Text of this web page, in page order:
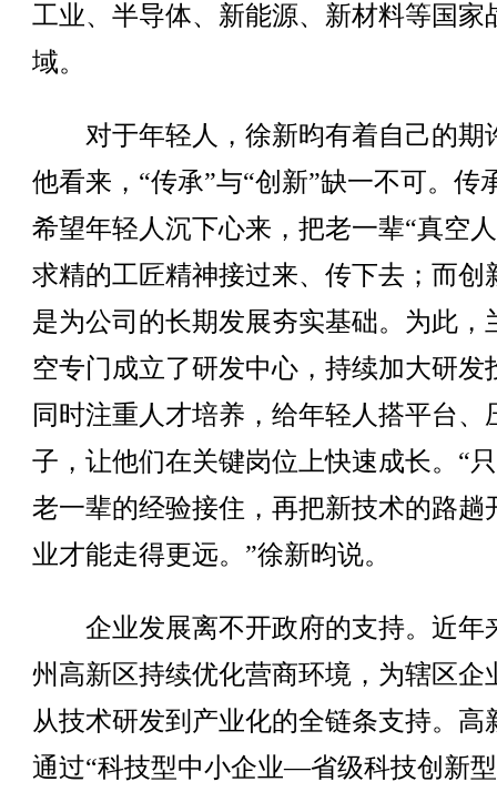
工业、半导体、新能源、新材料等国家
域。
对于年轻人，徐新昀有着自己的期
他看来，“传承”与“创新”缺一不可。传
希望年轻人沉下心来，把老一辈“真空
求精的工匠精神接过来、传下去；而创
是为公司的长期发展夯实基础。为此，
空专门成立了研发中心，持续加大研发
同时注重人才培养，给年轻人搭平台、
子，让他们在关键岗位上快速成长。“
老一辈的经验接住，再把新技术的路趟
业才能走得更远。”徐新昀说。
企业发展离不开政府的支持。近年
州高新区持续优化营商环境，为辖区企
从技术研发到产业化的全链条支持。高
通过“科技型中小企业—省级科技创新